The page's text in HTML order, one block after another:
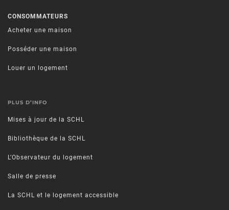
CONSOMMATEURS
Acheter une maison
Posséder une maison
Louer un logement
PLUS D’INFO
Mises à jour de la SCHL
Bibliothèque de la SCHL
L’Observateur du logement
Salle de presse
La SCHL et le logement accessible